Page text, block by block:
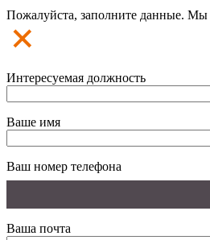
Пожалуйста, заполните данные. Мы
Интересуемая должность
Ваше имя
Ваш номер телефона
Ваша почта